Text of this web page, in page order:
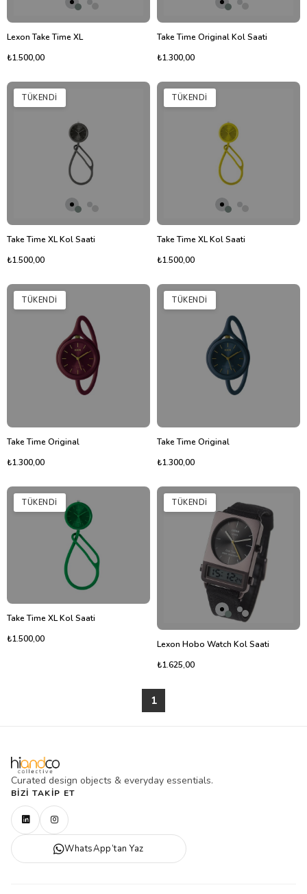
Lexon Take Time XL
₺1.500,00
Take Time Original Kol Saati
₺1.300,00
TÜKENDI
Take Time XL Kol Saati
₺1.500,00
TÜKENDI
Take Time XL Kol Saati
₺1.500,00
TÜKENDI
Take Time Original
₺1.300,00
TÜKENDI
Take Time Original
₺1.300,00
TÜKENDI
Take Time XL Kol Saati
₺1.500,00
TÜKENDI
Lexon Hobo Watch Kol Saati
₺1.625,00
1
Curated design objects & everyday essentials.
BIZI TAKIP ET
WhatsApp’tan Yaz